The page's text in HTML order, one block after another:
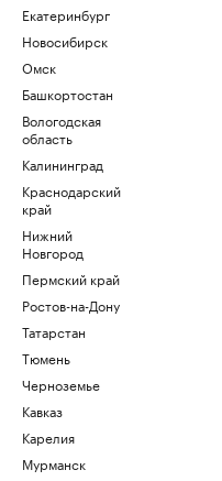
Екатеринбург
Новосибирск
Омск
Башкортостан
Вологодская
область
Калининград
Краснодарский
край
Нижний
Новгород
Пермский край
Ростов-на-Дону
Татарстан
Тюмень
Черноземье
Кавказ
Карелия
Мурманск